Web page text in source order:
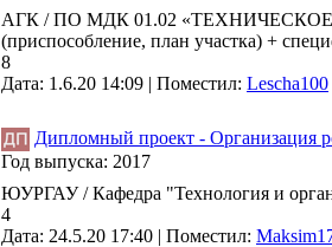
АГК / ПО МДК 01.02
(приспособление, план участка) +
8
Дата: 1.6.20 14:09 | Поместил: Lescha100
Дипломный проект - Организация
Год выпуска: 2017
ЮУРГАУ / Кафедра "Технология и
4
Дата: 24.5.20 17:40 | Поместил: